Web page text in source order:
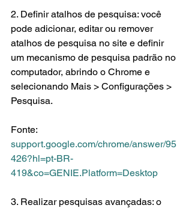
2. Definir atalhos de pesquisa: você
pode adicionar, editar ou remover
atalhos de pesquisa no site e definir
um mecanismo de pesquisa padrão no
computador, abrindo o Chrome e
selecionando Mais > Configurações >
Pesquisa.
Fonte:
support.google.com/chrome/answer/95
426?hl=pt-BR-
419&co=GENIE.Platform=Desktop
3. Realizar pesquisas avançadas: o